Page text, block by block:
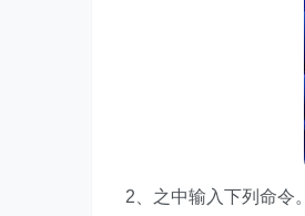
2、之中输入下列命令。